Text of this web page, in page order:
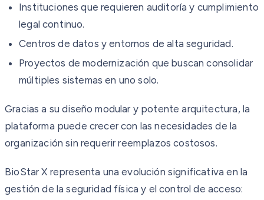
Instituciones que requieren auditoría y cumplimiento
legal continuo.
Centros de datos y entornos de alta seguridad.
Proyectos de modernización que buscan consolidar
múltiples sistemas en uno solo.
Gracias a su diseño modular y potente arquitectura, la
plataforma puede crecer con las necesidades de la
organización sin requerir reemplazos costosos.
BioStar X representa una evolución significativa en la
gestión de la seguridad física y el control de acceso: